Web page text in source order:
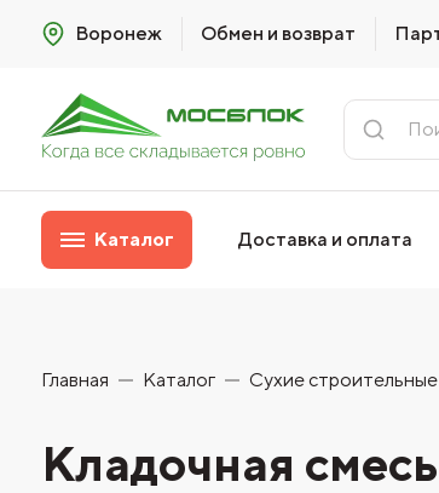
Воронеж Обмен и возврат
Каталог Доставка и оплата
Главная Каталог Сухие
Кладочная